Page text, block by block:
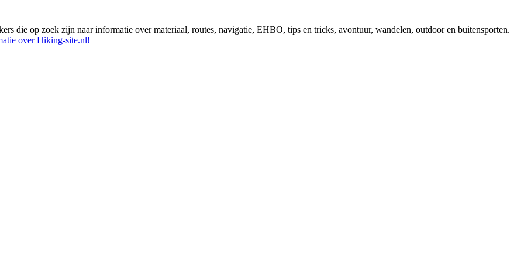
die op zoek zijn naar informatie over materiaal, routes, navigatie, EHBO, tips en tricks, avontuur, wandelen, outdoor en buitensporten.
over Hiking-site.nl!